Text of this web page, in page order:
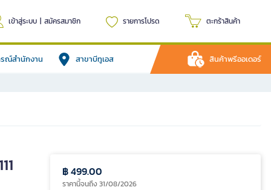
เข้าสู่ระบบ | สมัครสมาชิก รายการโปรด ตะกร้าสินค้า
รณ์สำนักงาน สาขาบีทูเอส สินค้าพรีออเดอร์
฿ 499.00
ราคานี้จนถึง 31/08/2026